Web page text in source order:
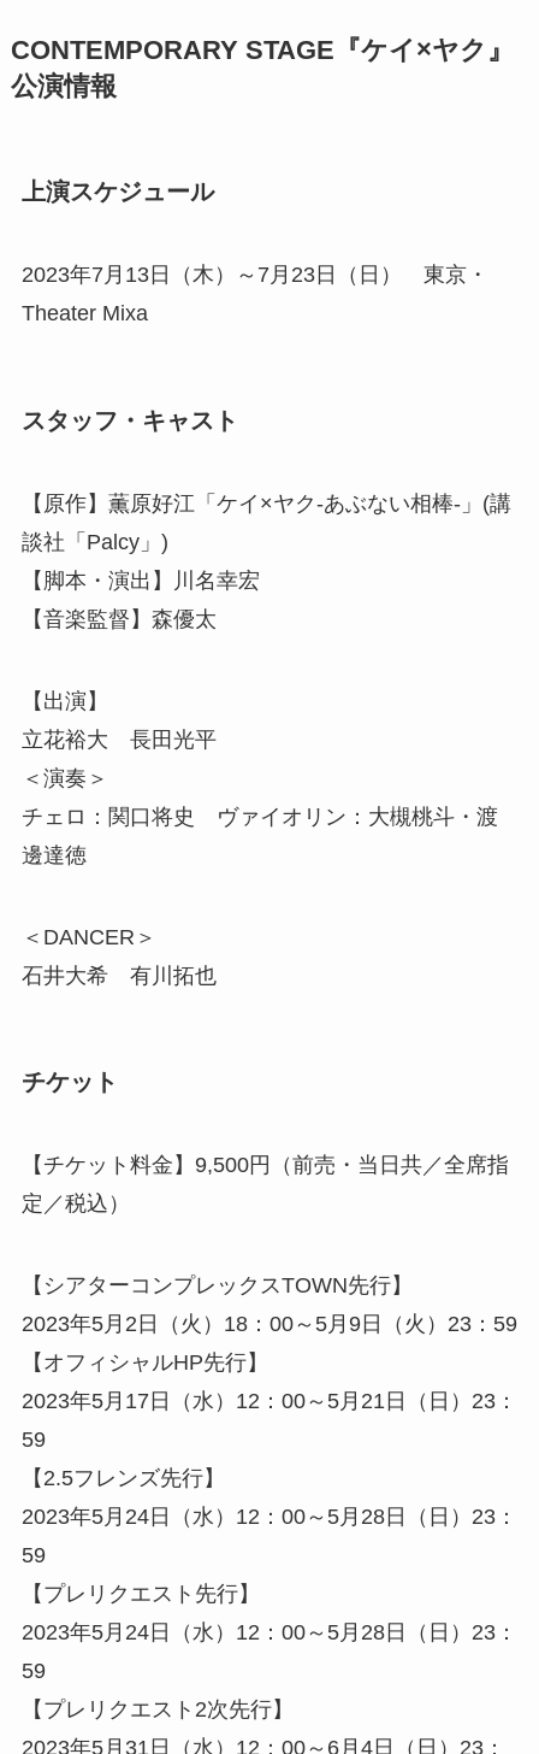
CONTEMPORARY STAGE『ケイ×ヤク』
公演情報
上演スケジュール
2023年7月13日（木）～7月23日（日） 東京・
Theater Mixa
スタッフ・キャスト
【原作】薫原好江「ケイ×ヤク-あぶない相棒-」(講
談社「Palcy」)
【脚本・演出】川名幸宏
【音楽監督】森優太
【出演】
立花裕大 長田光平
＜演奏＞
チェロ：関口将史 ヴァイオリン：大槻桃斗・渡
邊達徳
＜DANCER＞
石井大希 有川拓也
チケット
【チケット料金】9,500円（前売・当日共／全席指
定／税込）
【シアターコンプレックスTOWN先行】
2023年5月2日（火）18：00～5月9日（火）23：59
【オフィシャルHP先行】
2023年5月17日（水）12：00～5月21日（日）23：
59
【2.5フレンズ先行】
2023年5月24日（水）12：00～5月28日（日）23：
59
【プレリクエスト先行】
2023年5月24日（水）12：00～5月28日（日）23：
59
【プレリクエスト2次先行】
2023年5月31日（水）12：00～6月4日（日）23：